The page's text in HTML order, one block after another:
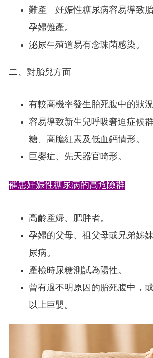
難產：妊娠性糖尿病容易導致
孕婦難產。
泌尿生殖道易有念珠菌感染。
二、對胎兒方面
有較高機率發生胎死腹中的狀況
容易導致新生兒呼吸窘迫症候
糖、高膽紅素及低血鈣情形。
巨嬰症、先天器官畸形。
罹患妊娠性糖尿病的高危險群
高齡產婦、肥胖者。
孕婦的父母、祖父母或兄弟姊
尿病。
產檢時尿糖測試為陽性。
曾有過不明原因的胎死腹中，
以上巨嬰。